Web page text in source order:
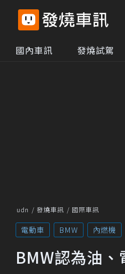
國內車訊 發燒試駕
udn 發燒車訊 國際車訊
電動車 BMW 內燃機
BMW認為油、